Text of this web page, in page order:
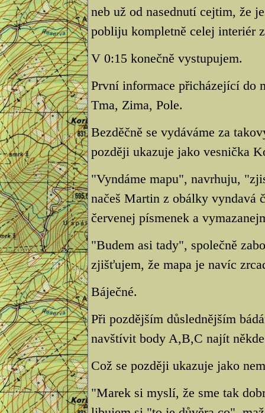
neb už od nasednutí cejtim, že
pobliju kompletně celej interiér
V 0:15 konečně vystupujem.
První informace přicházející do
Tma, Zima, Pole.
Bezděčně se vydáváme za
později ukazuje jako vesnička
"Vyndáme mapu", navrhuju,
načeš Martin z obálky vyndavá
červenej písmenek a
"Budem asi tady", společně
zjišťujem, že mapa je navíc
Báječné.
Při pozdějším důslednějším
navštívit body A,B,C najít
Což se později ukazuje jako
"Marek si myslí, že sme tak